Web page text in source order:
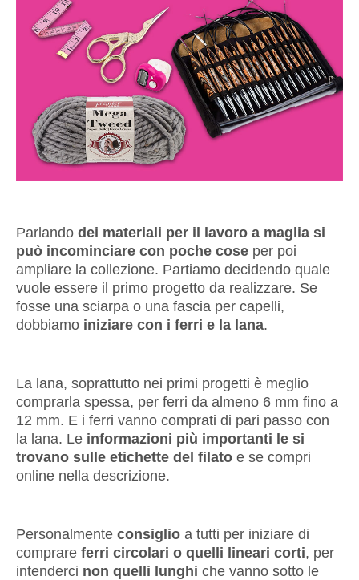
Parlando dei materiali per il lavoro a maglia si
può incominciare con poche cose per poi
ampliare la collezione. Partiamo decidendo quale
vuole essere il primo progetto da realizzare. Se
fosse una sciarpa o una fascia per capelli,
dobbiamo iniziare con i ferri e la lana.
La lana, soprattutto nei primi progetti è meglio
comprarla spessa, per ferri da almeno 6 mm fino a
12 mm. E i ferri vanno comprati di pari passo con
la lana. Le informazioni più importanti le si
trovano sulle etichette del filato e se compri
online nella descrizione.
Personalmente consiglio a tutti per iniziare di
comprare ferri circolari o quelli lineari corti, per
intenderci non quelli lunghi che vanno sotto le